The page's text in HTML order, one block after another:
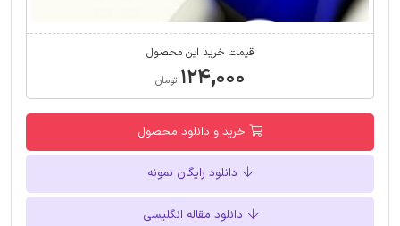
قیمت خرید این محصول
۱۲۴,۰۰۰ تومان
خرید و دانلود محصول
دانلود رایگان نمونه
دانلود مقاله انگلیسی